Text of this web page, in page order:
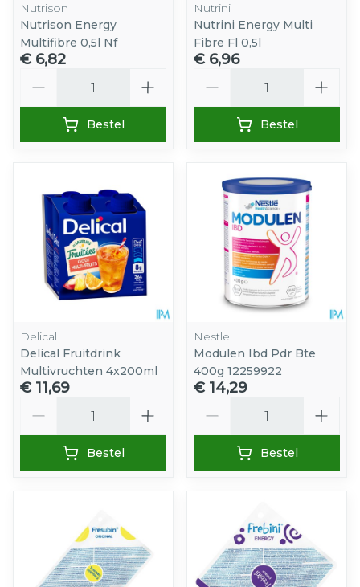
Nutrison
Nutrison Energy
Multifibre 0,5l Nf
€ 6,82
Bestel
Nutrini
Nutrini Energy Multi
Fibre Fl 0,5l
€ 6,96
Bestel
Delical
Delical Fruitdrink
Multivruchten 4x200ml
€ 11,69
Bestel
Nestle
Modulen Ibd Pdr Bte
400g 12259922
€ 14,29
Bestel